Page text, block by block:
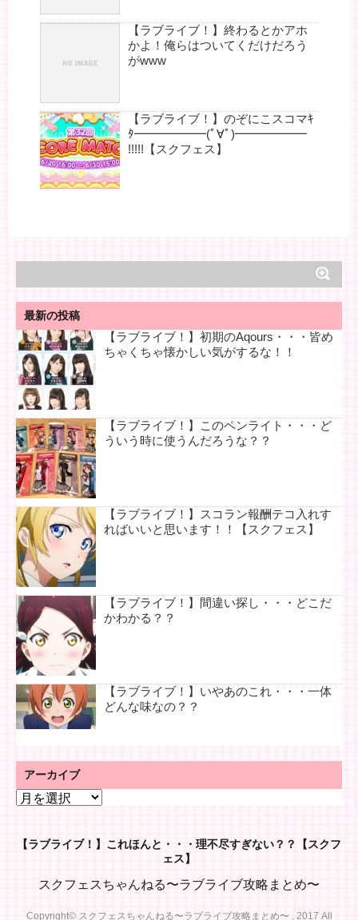
【ラブライブ！】終わるとかアホ
かよ！俺らはついてくだけだろう
がwww
【ラブライブ！】のぞにこスコマｷ
ﾀ━━━━━━(ﾟ∀ﾟ)━━━━━━
!!!!!【スクフェス】
最新の投稿
【ラブライブ！】初期のAqours・・・皆め
ちゃくちゃ懐かしい気がするな！！
【ラブライブ！】このペンライト・・・ど
ういう時に使うんだろうな？？
【ラブライブ！】スコラン報酬テコ入れす
ればいいと思います！！【スクフェス】
【ラブライブ！】間違い探し・・・どこだ
かわかる？？
【ラブライブ！】いやあのこれ・・・一体
どんな味なの？？
アーカイブ
ア
イ【ラブライブ！】これほんと・・・理不尽すぎない？？【スクフ
ェス】
スクフェスちゃんねる〜ラブライブ攻略まとめ〜
Copyright© スクフェスちゃんねる〜ラブライブ攻略まとめ〜 , 2017 All